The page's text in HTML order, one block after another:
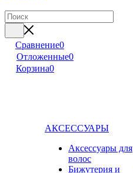
Сравнение0
Отложенные0
Корзина0
АКСЕССУАРЫ
Аксессуары для
волос
Бижутерия и